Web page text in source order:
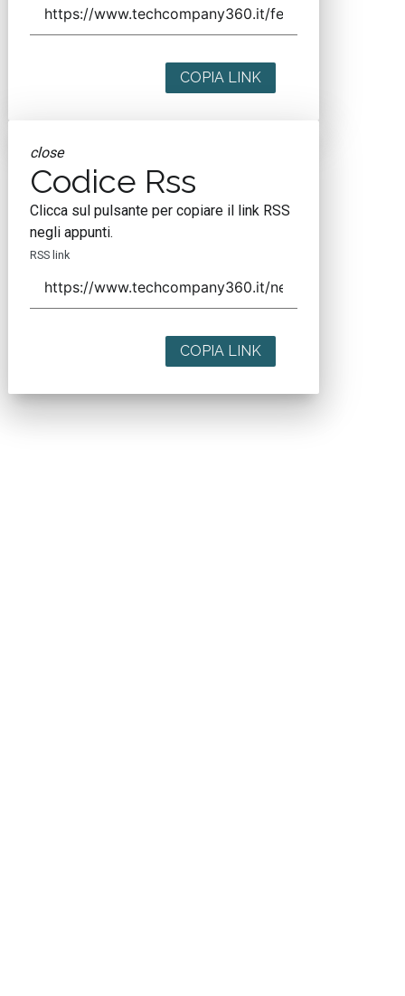
COPIA LINK
close
Codice Rss
Clicca sul pulsante per copiare il link RSS
negli appunti.
RSS link
COPIA LINK